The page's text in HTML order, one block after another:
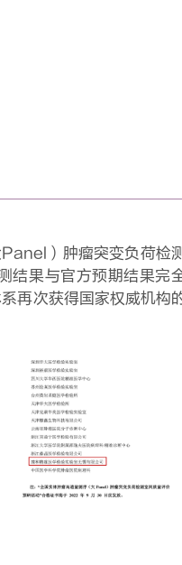
）肿瘤突变负荷检
结果与官方预期结果完
再次获得国家权威机构